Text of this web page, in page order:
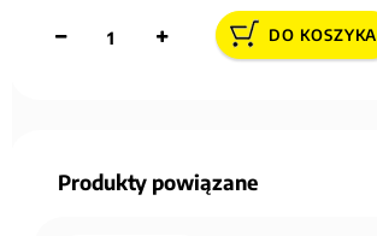
DO KOSZYKA
Produkty powiązane